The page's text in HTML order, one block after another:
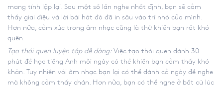
mang tính lặp lại. Sau một số lần nghe nhất định, bạn sẽ cảm
thấy giai điệu và lời bài hát đó đã in sâu vào trí nhớ của mình.
Hơn nữa, cảm xúc trong âm nhạc cũng là thứ khiến bạn rất khó
quên.
Tạo thói quen luyện tập dễ dàng:Việc tạo thói quen dành 30
phút để học tiếng Anh mỗi ngày có thể khiến bạn cảm thấy khó
khăn. Tuy nhiên với âm nhạc bạn lại có thể dành cả ngày để nghe
mà không cảm thấy chán. Hơn nữa, bạn có thể nghe ở bất cứ lúc